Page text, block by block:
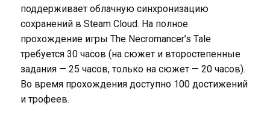
поддерживает облачную синхронизацию
сохранений в Steam Cloud. На полное
прохождение игры The Necromancer’s Tale
требуется 30 часов (на сюжет и второстепенные
задания — 25 часов, только на сюжет — 20 часов).
Во время прохождения доступно 100 достижений
и трофеев.